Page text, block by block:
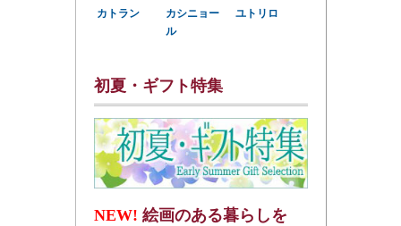
カトラン
カシニョー
ル
ユトリロ
初夏・ギフト特集
NEW! 絵画のある暮らしを